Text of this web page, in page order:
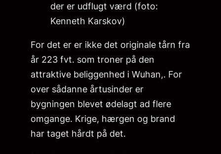
der er udflugt værd (foto:
Kenneth Karskov)
For det er er ikke det originale tårn fra
år 223 fvt. som troner på den
attraktive beliggenhed i Wuhan,. For
over sådanne årtusinder er
bygningen blevet ødelagt ad flere
omgange. Krige, hærgen og brand
har taget hårdt på det.